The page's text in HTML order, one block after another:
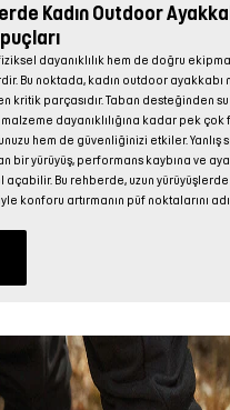
Kadın Outdoor
dayanıklılık hem de doğru
Bu noktada, kadın outdoor ayakkabı
kritik parçasıdır. Taban desteğinden
dayanıklılığına kadar pek çok
hem de güvenliğinizi etkiler. Yanlış
bir yürüyüş, performans kaybına ve
Bu rehberde, uzun yürüyüşlerde
konforu artırmanın püf noktalarını